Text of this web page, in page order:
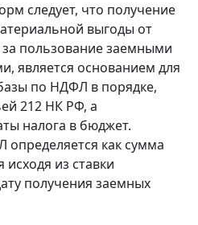
следует, что получение
выгоды от
пользование заемными
является основанием для
по НДФЛ в порядке,
212 НК РФ, а
налога в бюджет.
как сумма
из ставки
получения заемных